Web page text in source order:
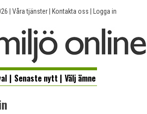
Våra tjänster| Kontakta oss Logga in
| Senaste nytt | Välj ämne